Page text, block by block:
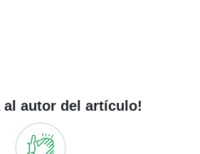
al autor del artículo!